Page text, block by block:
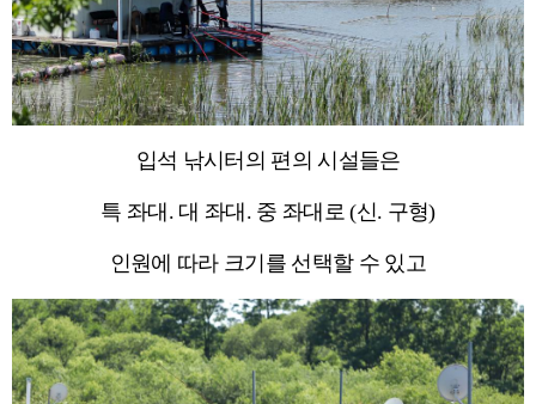
입석 낚시터의 편의 시설들은
특 좌대. 대 좌대. 중 좌대로 (신. 구형)
인원에 따라 크기를 선택할 수 있고